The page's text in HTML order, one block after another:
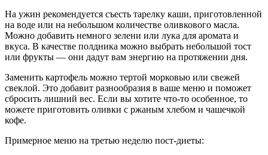
На ужин рекомендуется съесть тарелку каши, приготовленной
на воде или на небольшом количестве оливкового масла.
Можно добавить немного зелени или лука для аромата и
вкуса. В качестве полдника можно выбрать небольшой тост
или фрукты — они дадут вам энергию на протяжении дня.
Заменить картофель можно тертой морковью или свежей
свеклой. Это добавит разнообразия в ваше меню и поможет
сбросить лишний вес. Если вы хотите что-то особенное, то
можете приготовить оливки с ржаным хлебом и чашечкой
кофе.
Примерное меню на третью неделю пост-диеты: